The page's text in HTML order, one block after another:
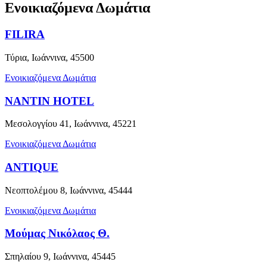
Ενοικιαζόμενα Δωμάτια
FILIRA
Τύρια, Ιωάννινα, 45500
Ενοικιαζόμενα Δωμάτια
NANTIN HOTEL
Μεσολογγίου 41, Ιωάννινα, 45221
Ενοικιαζόμενα Δωμάτια
ANTIQUE
Νεοπτολέμου 8, Ιωάννινα, 45444
Ενοικιαζόμενα Δωμάτια
Μούμας Νικόλαος Θ.
Σπηλαίου 9, Ιωάννινα, 45445